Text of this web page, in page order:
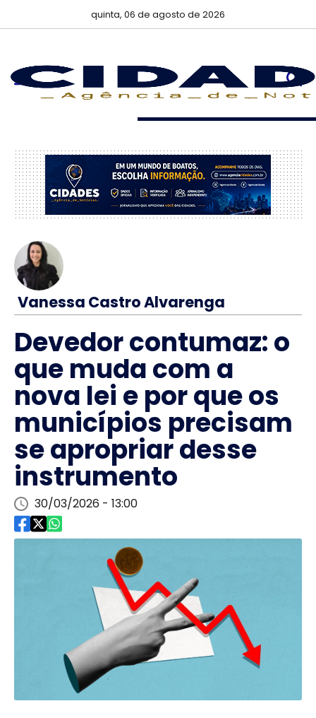
quinta, 06 de agosto de 2026
Vanessa Castro Alvarenga
Devedor contumaz: o
que muda com a
nova lei e por que os
municípios precisam
se apropriar desse
instrumento
30/03/2026 - 13:00